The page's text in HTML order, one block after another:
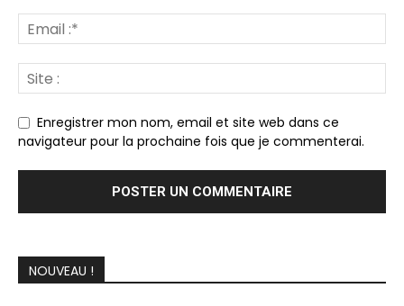
Enregistrer mon nom, email et site web dans ce
navigateur pour la prochaine fois que je commenterai.
NOUVEAU !